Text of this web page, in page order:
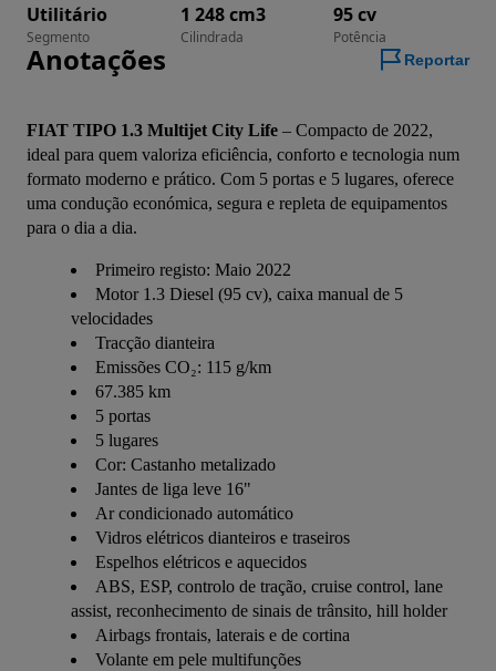
Utilitário
Segmento
1 248 cm3
Cilindrada
95 cv
Potência
Anotações Reportar
FIAT TIPO 1.3 Multijet City Life – Compacto de 2022,
ideal para quem valoriza eficiência, conforto e tecnologia num
formato moderno e prático. Com 5 portas e 5 lugares, oferece
uma condução económica, segura e repleta de equipamentos
para o dia a dia.
Primeiro registo: Maio 2022
Motor 1.3 Diesel (95 cv), caixa manual de 5
velocidades
Tracção dianteira
Emissões CO₂: 115 g/km
67.385 km
5 portas
5 lugares
Cor: Castanho metalizado
Jantes de liga leve 16"
Ar condicionado automático
Vidros elétricos dianteiros e traseiros
Espelhos elétricos e aquecidos
ABS, ESP, controlo de tração, cruise control, lane
assist, reconhecimento de sinais de trânsito, hill holder
Airbags frontais, laterais e de cortina
Volante em pele multifunções